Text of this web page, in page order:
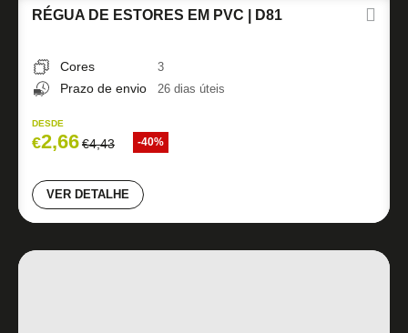
RÉGUA DE ESTORES EM PVC | D81
Cores 3
Prazo de envio 26 dias úteis
DESDE
€2,66€4,43 -40%
VER DETALHE